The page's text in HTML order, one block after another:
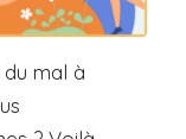
mal à